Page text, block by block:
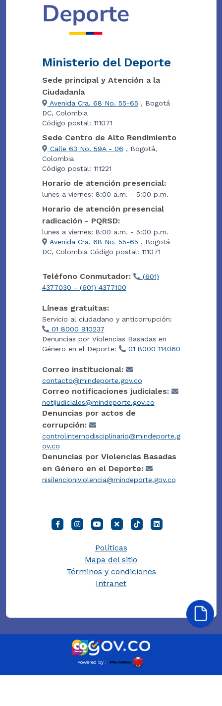
Ministerio del Deporte
Sede principal y Atención a la
Ciudadanía
Avenida Cra. 68 No. 55-65 , Bogotá
DC, Colombia
Código postal: 111071
Sede Centro de Alto Rendimiento
Calle 63 No. 59A - 06 , Bogotá,
Colombia
Código postal: 111221
Horario de atención presencial:
lunes a viernes: 8:00 a.m. - 5:00 p.m.
Horario de atención presencial
radicación - PQRSD:
lunes a viernes: 8:00 a.m. - 5:00 p.m.
Avenida Cra. 68 No. 55-65 , Bogotá
DC, Colombia Código postal: 111071
Teléfono Conmutador:
(601)
4377030 - (601) 4377100
Líneas gratuitas:
Servicio al ciudadano y anticorrupción:
01 8000 910237
Denuncias por Violencias Basadas en
Género en el Deporte:
01 8000 114060
Correo institucional:
contacto@mindeporte.gov.co
Correo notificaciones judiciales:
notijudiciales@mindeporte.gov.co
Denuncias por actos de
corrupción:
controlinternodisciplinario@mindeporte.g
ov.co
Denuncias por Violencias Basadas
en Género en el Deporte:
nisilencioniviolencia@mindeporte.gov.co
Políticas
Mapa del sitio
Términos y condiciones
Intranet
Powered by :